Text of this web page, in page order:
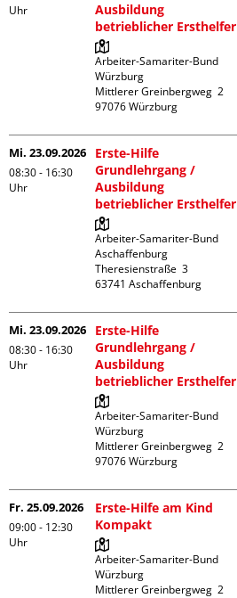
Uhr
Ausbildung
betrieblicher Ersthelfer
Arbeiter-Samariter-Bund
Würzburg
Mittlerer Greinbergweg  2
Mi. 23.09.2026
08:30 - 16:30
Uhr
Erste-Hilfe
Grundlehrgang /
Ausbildung
betrieblicher Ersthelfer
Arbeiter-Samariter-Bund
Aschaffenburg
Theresienstraße  3
Mi. 23.09.2026
08:30 - 16:30
Uhr
Erste-Hilfe
Grundlehrgang /
Ausbildung
betrieblicher Ersthelfer
Arbeiter-Samariter-Bund
Würzburg
Mittlerer Greinbergweg  2
Fr. 25.09.2026
09:00 - 12:30
Uhr
Erste-Hilfe am Kind
Kompakt
Arbeiter-Samariter-Bund
Würzburg
Mittlerer Greinbergweg  2